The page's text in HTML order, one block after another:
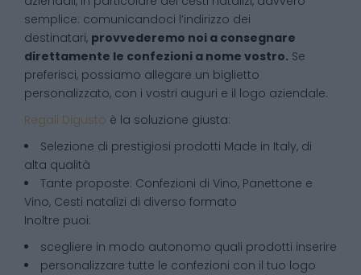
semplice: comunicandoci l’indirizzo dei
destinatari, provvederemo noi a consegnare
direttamente le confezioni a nome vostro. Se
preferisci, possiamo allegare un biglietto
personalizzato, con i vostri auguri e il logo aziendale.
Regali Digusto è la soluzione giusta:
Selezione di prestigiosi prodotti Made in Italy, di
alta qualità
Tante proposte: Confezioni di Vino, Panettone e
Vino, Cesti natalizi di diverso formato
Inoltre puoi:
scegliere in modo autonomo quali prodotti inserire
personalizzare tutte le confezioni con il tuo logo